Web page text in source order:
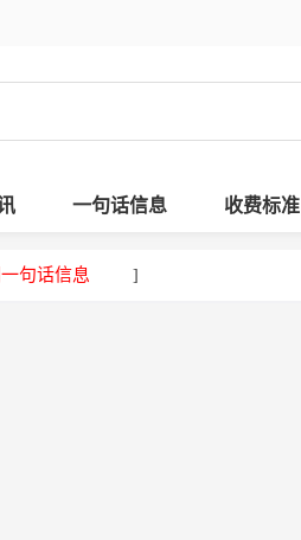
一句话信息 收费标准
句话信息 ]